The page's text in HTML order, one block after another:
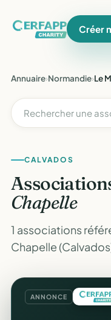
Créer
Annuaire›Normandie›Le
CALVADOS
Chapelle
1 associations
Chapelle
ANNONCE